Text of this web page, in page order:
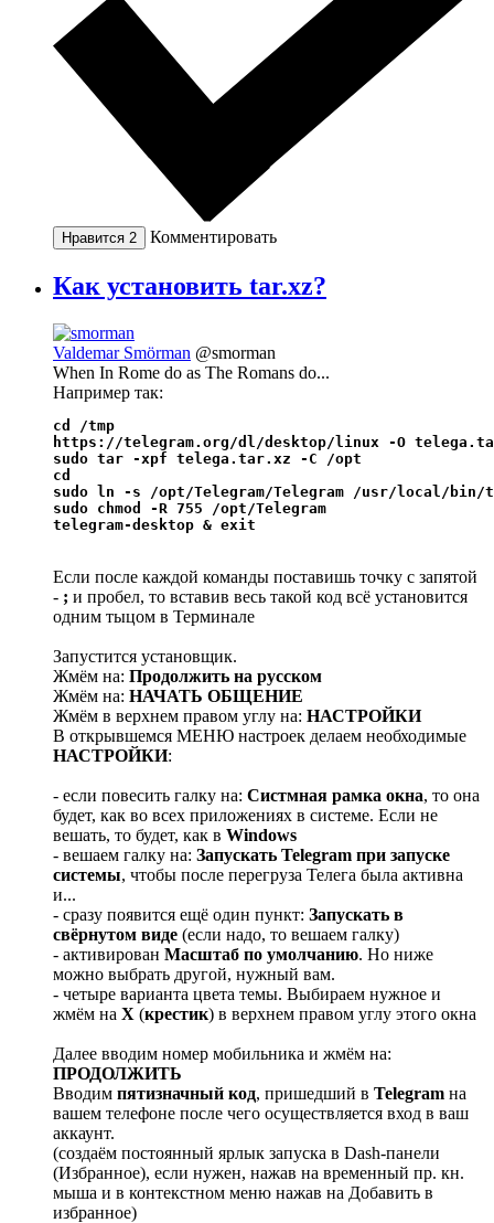
Нравится 2 Комментировать
Как установить tar.xz?
Valdemar Smörman @smorman
When In Rome do as The Romans do...
Например так:
cd /tmp
https://telegram.org/dl/desktop/linux -O
sudo tar -xpf telega.tar.xz -C /opt
cd
sudo ln -s /opt/Telegram/Telegram /usr/local/bin/
sudo chmod -R 755 /opt/Telegram
telegram-desktop & exit
Если после каждой команды поставишь точку с запятой
- ; и пробел, то вставив весь такой код всё установится
одним тыцом в Терминале
Запустится установщик.
Жмём на: Продолжить на русском
Жмём на: НАЧАТЬ ОБЩЕНИЕ
Жмём в верхнем правом углу на: НАСТРОЙКИ
В открывшемся МЕНЮ настроек делаем необходимые
НАСТРОЙКИ:
- если повесить галку на: Систмная рамка окна, то она
будет, как во всех приложениях в системе. Если не
вешать, то будет, как в Windows
- вешаем галку на: Запускать Telegram при запуске
системы, чтобы после перегруза Телега была активна
и...
- сразу появится ещё один пункт: Запускать в
свёрнутом виде (если надо, то вешаем галку)
- активирован Масштаб по умолчанию. Но ниже
можно выбрать другой, нужный вам.
- четыре варианта цвета темы. Выбираем нужное и
жмём на X (крестик) в верхнем правом углу этого окна
Далее вводим номер мобильника и жмём на:
ПРОДОЛЖИТЬ
Вводим пятизначный код, пришедший в Telegram на
вашем телефоне после чего осуществляется вход в ваш
аккаунт.
(создаём постоянный ярлык запуска в Dash-панели
(Избранное), если нужен, нажав на временный пр. кн.
мыша и в контекстном меню нажав на Добавить в
избранное)